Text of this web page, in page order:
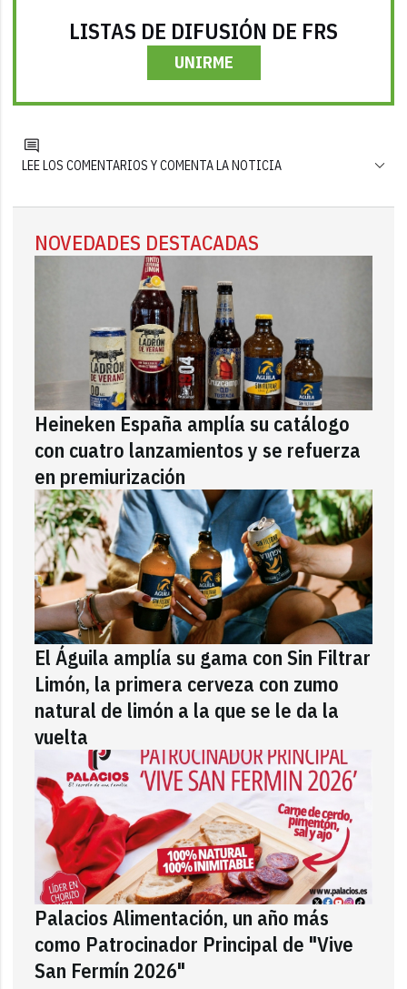
LISTAS DE DIFUSIÓN DE FRS
UNIRME
LEE LOS COMENTARIOS Y COMENTA LA NOTICIA
NOVEDADES DESTACADAS
Heineken España amplía su catálogo
con cuatro lanzamientos y se refuerza
en premiurización
El Águila amplía su gama con Sin Filtrar
Limón, la primera cerveza con zumo
natural de limón a la que se le da la
vuelta
Palacios Alimentación, un año más
como Patrocinador Principal de "Vive
San Fermín 2026"